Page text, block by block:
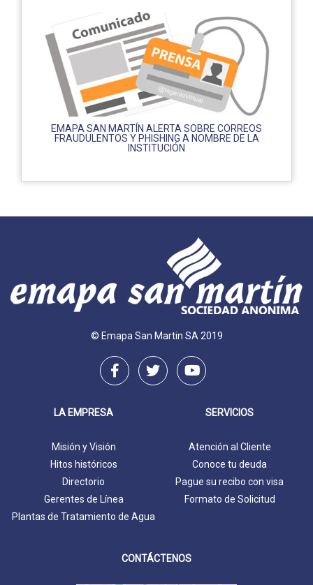
EMAPA SAN MARTÍN ALERTA SOBRE CORREOS
FRAUDULENTOS Y PHISHING A NOMBRE DE LA
INSTITUCIÓN
© Emapa San Martin SA 2019
LA EMPRESA
Misión y Visión
Hitos históricos
Directorio
Gerentes de Línea
Plantas de Tratamiento de Agua
SERVICIOS
Atención al Cliente
Conoce tu deuda
Pague su recibo con visa
Formato de Solicitud
CONTÁCTENOS